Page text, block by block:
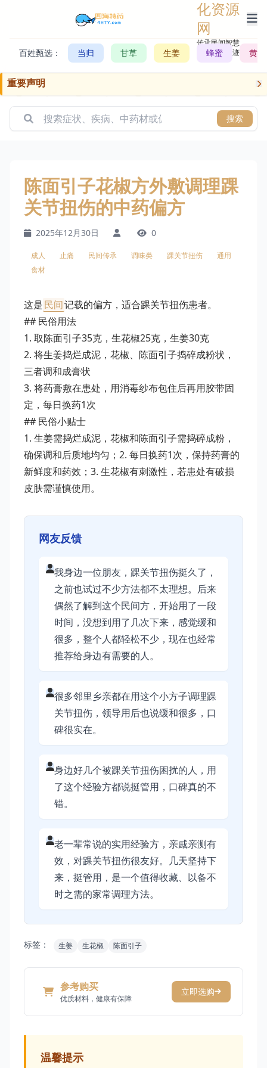
化资源
网
传承民间智慧，
记录历史轨迹
百姓甄选： 当归 甘草 生姜 蜂蜜 黄芪
重要声明
搜索
陈面引子花椒方外敷调理踝
关节扭伤的中药偏方
2025年12月30日 0
成人 止痛 民间传承 调味类 踝关节扭伤
通用
食材
这是民间记载的偏方，适合踝关节扭伤患者。
## 民俗用法
1. 取陈面引子35克，生花椒25克，生姜30克
2. 将生姜捣烂成泥，花椒、陈面引子捣碎成粉状，
三者调和成膏状
3. 将药膏敷在患处，用消毒纱布包住后再用胶带固
定，每日换药1次
## 民俗小贴士
1. 生姜需捣烂成泥，花椒和陈面引子需捣碎成粉，
确保调和后质地均匀；2. 每日换药1次，保持药膏的
新鲜度和药效；3. 生花椒有刺激性，若患处有破损
皮肤需谨慎使用。
网友反馈
我身边一位朋友，踝关节扭伤挺久了，
之前也试过不少方法都不太理想。后来
偶然了解到这个民间方，开始用了一段
时间，没想到用了几次下来，感觉缓和
很多，整个人都轻松不少，现在也经常
推荐给身边有需要的人。
很多邻里乡亲都在用这个小方子调理踝
关节扭伤，领导用后也说缓和很多，口
碑很实在。
身边好几个被踝关节扭伤困扰的人，用
了这个经验方都说挺管用，口碑真的不
错。
老一辈常说的实用经验方，亲戚亲测有
效，对踝关节扭伤很友好。几天坚持下
来，挺管用，是一个值得收藏、以备不
时之需的家常调理方法。
标签： 生姜 生花椒 陈面引子
参考购买
优质材料，健康有保障
立即选购
温馨提示